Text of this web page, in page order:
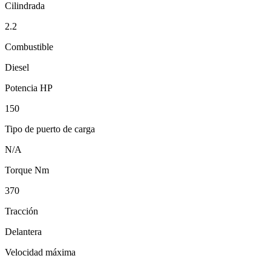
Cilindrada
2.2
Combustible
Diesel
Potencia HP
150
Tipo de puerto de carga
N/A
Torque Nm
370
Tracción
Delantera
Velocidad máxima